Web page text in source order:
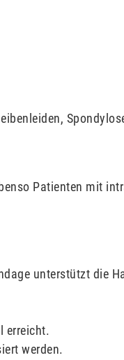
Patienten mit
unterstützt die
erreicht.
werden.